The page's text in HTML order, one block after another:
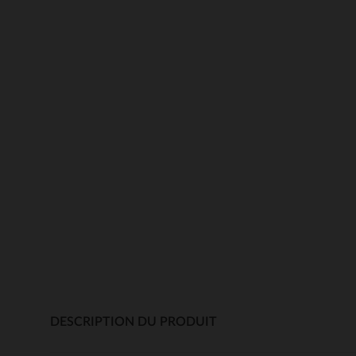
DESCRIPTION DU PRODUIT